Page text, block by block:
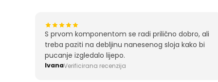
S prvom komponentom se radi prilično dobro, ali
treba paziti na debljinu nanesenog sloja kako bi
pucanje izgledalo lijepo.
IvanaVerificirana recenzija